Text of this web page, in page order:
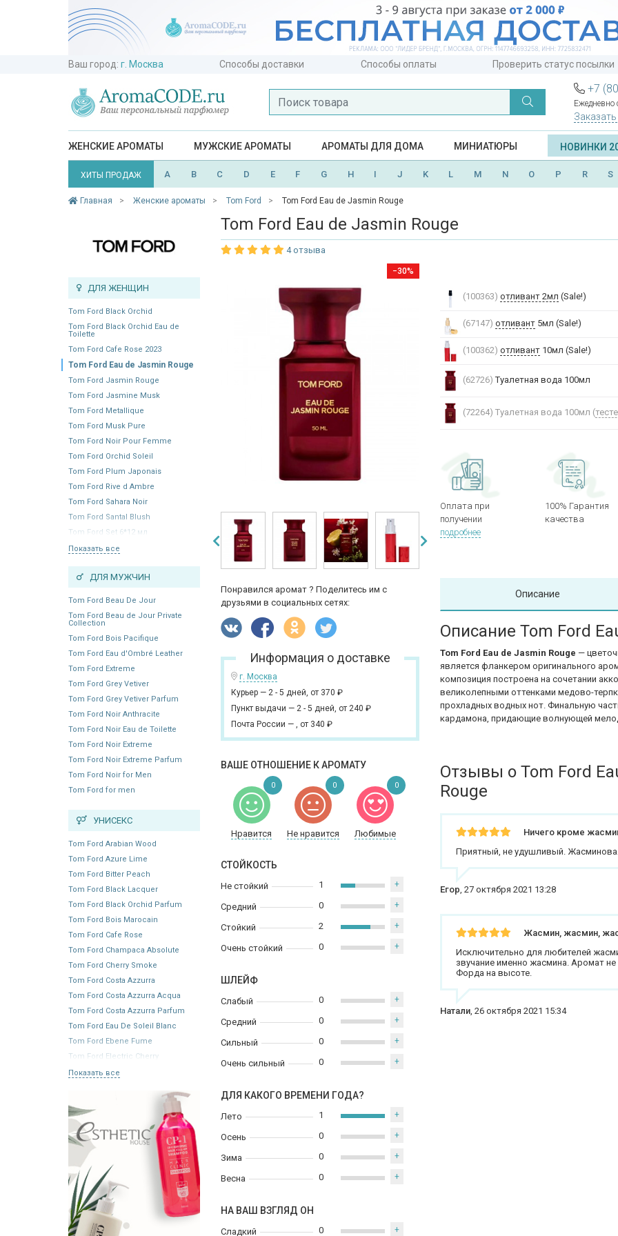
Ваш город: г. Москва Способы доставки Способы оплаты Проверить статус посылки
+7
Ежедневно
ЖЕНСКИЕ АРОМАТЫ МУЖСКИЕ АРОМАТЫ АРОМАТЫ ДЛЯ ДОМА МИНИАТЮРЫ НОВИНКИ
ХИТЫ ПРОДАЖ A B C D E F G H I J K L M N O P R S
Главная Женские ароматы Tom Ford Tom Ford Eau de Jasmin Rouge
ДЛЯ ЖЕНЩИН
Tom Ford Black Orchid
Tom Ford Black Orchid Eau de
Toilette
Tom Ford Cafe Rose 2023
Tom Ford Eau de Jasmin Rouge
Tom Ford Jasmin Rouge
Tom Ford Jasmine Musk
Tom Ford Metallique
Tom Ford Musk Pure
Tom Ford Noir Pour Femme
Tom Ford Orchid Soleil
Tom Ford Plum Japonais
Tom Ford Rive d Ambre
Tom Ford Sahara Noir
Tom Ford Santal Blush
Tom Ford Set 6*12 мл
Показать все
ДЛЯ МУЖЧИН
Tom Ford Beau De Jour
Tom Ford Beau de Jour Private
Collection
Tom Ford Bois Pacifique
Tom Ford Eau d'Ombré Leather
Tom Ford Extreme
Tom Ford Grey Vetiver
Tom Ford Grey Vetiver Parfum
Tom Ford Noir Anthracite
Tom Ford Noir Eau de Toilette
Tom Ford Noir Extreme
Tom Ford Noir Extreme Parfum
Tom Ford Noir for Men
Tom Ford for men
УНИСЕКС
Tom Ford Arabian Wood
Tom Ford Azure Lime
Tom Ford Bitter Peach
Tom Ford Black Lacquer
Tom Ford Black Orchid Parfum
Tom Ford Bois Marocain
Tom Ford Cafe Rose
Tom Ford Champaca Absolute
Tom Ford Cherry Smoke
Tom Ford Costa Azzurra
Tom Ford Costa Azzurra Acqua
Tom Ford Costa Azzurra Parfum
Tom Ford Eau De Soleil Blanc
Tom Ford Ebene Fume
Tom Ford Electric Cherry
Показать все
Tom Ford Eau de Jasmin Rouge
4 отзыва
−30%
Понравился аромат ? Поделитесь им с
друзьями в социальных сетях:
Информация о доставке
г. Москва
Курьер — 2 - 5 дней, от 370 ₽
Пункт выдачи — 2 - 5 дней, от 240 ₽
Почта России — , от 340 ₽
ВАШЕ ОТНОШЕНИЕ К АРОМАТУ
Нравится Не нравится Любимые
0 0 0
СТОЙКОСТЬ
Не стойкий
Средний
Стойкий
Очень стойкий
1 +
0 +
2 +
0 +
ШЛЕЙФ
Слабый
Средний
Сильный
Очень сильный
0 +
0 +
0 +
0 +
ДЛЯ КАКОГО ВРЕМЕНИ ГОДА?
Лето
Осень
Зима
Весна
1 +
0 +
0 +
0 +
НА ВАШ ВЗГЛЯД ОН
Сладкий
0 +
(100363) отливант 2мл (Sale!)
(67147) отливант 5мл (Sale!)
(100362) отливант 10мл (Sale!)
(62726) Туалетная вода 100мл
(72264) Туалетная вода 100мл (
Оплата при
получении
подробнее
100% Гарантия
качества
Описание
Описание Tom Ford
Tom Ford Eau de Jasmin Rouge —
является фланкером оригинального
композиция построена на сочетании
великолепными оттенками медово-
прохладных водных нот. Финальную
кардамона, придающие волнующей
Отзывы о Tom Ford
Rouge
Ничего кроме
Приятный, не удушливый.
Егор,27 октября 2021 13:28
Жасмин, жасмин,
Исключительно для любителей
звучание именно жасмина. Аромат
Форда на высоте.
Натали,26 октября 2021 15:34